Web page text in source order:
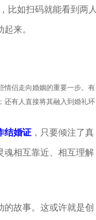
比如扫码就能看到两人
来。
情侣走向婚姻的重要一步。有
还有人直接将其融入到婚礼环
结婚证 ，只要倾注了真
魂相互靠近、相互理解
的故事。这或许就是创